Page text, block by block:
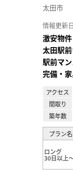
太田市
情報更新
激安物
太田駅
駅前マ
完備・家
アクセス
間取り
築年数
プラン
ロング
30日以上